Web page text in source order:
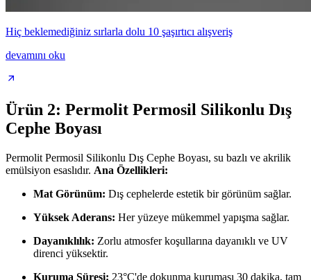
Hiç beklemediğiniz sırlarla dolu 10 şaşırtıcı alışveriş
devamını oku
Ürün 2: Permolit Permosil Silikonlu Dış
Cephe Boyası
Permolit Permosil Silikonlu Dış Cephe Boyası, su bazlı ve akrilik
emülsiyon esaslıdır. Ana Özellikleri:
Mat Görünüm: Dış cephelerde estetik bir görünüm sağlar.
Yüksek Aderans: Her yüzeye mükemmel yapışma sağlar.
Dayanıklılık: Zorlu atmosfer koşullarına dayanıklı ve UV
direnci yüksektir.
Kuruma Süresi: 23°C'de dokunma kuruması 30 dakika, tam